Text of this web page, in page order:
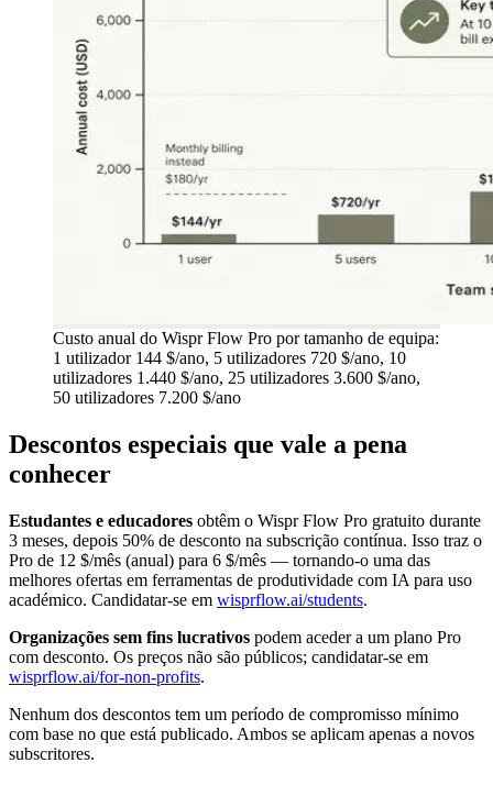
Custo anual do Wispr Flow Pro por tamanho de equipa:
1 utilizador 144 $/ano, 5 utilizadores 720 $/ano, 10
utilizadores 1.440 $/ano, 25 utilizadores 3.600 $/ano,
50 utilizadores 7.200 $/ano
Descontos especiais que vale a pena
conhecer
Estudantes e educadores obtêm o Wispr Flow Pro gratuito durante
3 meses, depois 50% de desconto na subscrição contínua. Isso traz o
Pro de 12 $/mês (anual) para 6 $/mês — tornando-o uma das
melhores ofertas em ferramentas de produtividade com IA para uso
académico. Candidatar-se em wisprflow.ai/students.
Organizações sem fins lucrativos podem aceder a um plano Pro
com desconto. Os preços não são públicos; candidatar-se em
wisprflow.ai/for-non-profits.
Nenhum dos descontos tem um período de compromisso mínimo
com base no que está publicado. Ambos se aplicam apenas a novos
subscritores.